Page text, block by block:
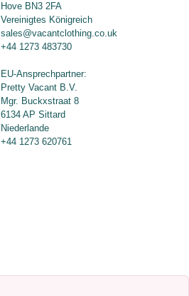
Hove BN3 2FA
Vereinigtes Königreich
sales@vacantclothing.co.uk
+44 1273 483730
EU-Ansprechpartner:
Pretty Vacant B.V.
Mgr. Buckxstraat 8
6134 AP Sittard
Niederlande
+44 1273 620761